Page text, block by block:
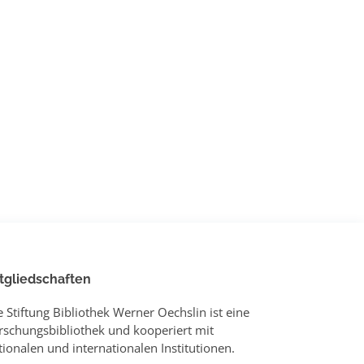
Stiftung Bibliothek Werner Oechslin ist eine
und kooperiert mit
und internationalen Institutionen.